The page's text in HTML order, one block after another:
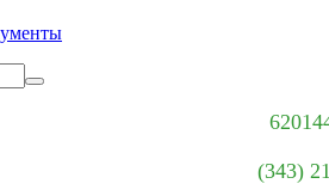
(343)